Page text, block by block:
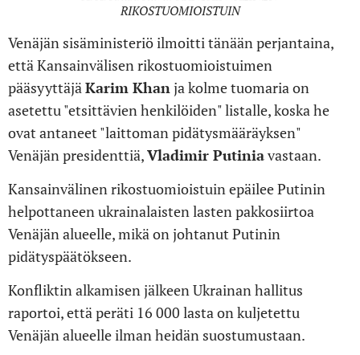
RIKOSTUOMIOISTUIN
Venäjän sisäministeriö ilmoitti tänään perjantaina,
että Kansainvälisen rikostuomioistuimen
pääsyyttäjäKarim Khanja kolme tuomaria on
asetettu "etsittävien henkilöiden" listalle, koska he
ovat antaneet "laittoman pidätysmääräyksen"
Venäjän presidenttiä,Vladimir Putiniavastaan.
Kansainvälinen rikostuomioistuin epäilee Putinin
helpottaneen ukrainalaisten lasten pakkosiirtoa
Venäjän alueelle, mikä on johtanut Putinin
pidätyspäätökseen.
Konfliktin alkamisen jälkeen Ukrainan hallitus
raportoi, että peräti 16 000 lasta on kuljetettu
Venäjän alueelle ilman heidän suostumustaan.